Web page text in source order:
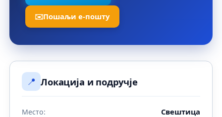
✉️Пошаљи е-пошту
📍 Локација и подручје
Место: Свештица